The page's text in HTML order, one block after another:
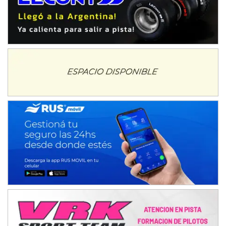
08/09-AGO
IAME SERIES ARGENTINA 6
Ramiro Tot (Asfalto)
Baradero (Buenos Aires)
Ciudad de Trenque Lauquen (Asfalto)
ENTRERRIANO - F6 (POSTERGADA)
Parque de la Velocidad (Asfalto)
Villaguay (Entre Ríos)
VICTORIENSE - F7
El Cerro (Tierra)
Victoria (Entre Ríos)
PATAGONICO - F6
Moto Club Reginense (Tierra)
CSK - F7